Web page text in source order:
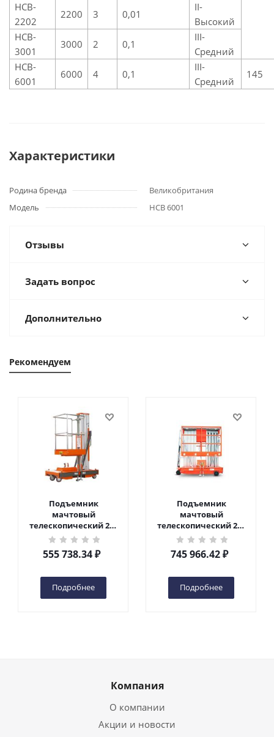
HCB-
2202
2200 3 0,01
II-
Высокий
HCB-
3001
3000 2 0,1
III-
Средний
HCB-
6001
6000 4 0,1
III-
Средний
145
Характеристики
Родина бренда
Великобритания
Модель
HCB 6001
Отзывы
Задать вопрос
Дополнительно
Рекомендуем
Подъемник
мачтовый
телескопический 200
кг 6 м TOR GTWY6-200S
DC 2-мачтовый
(автономный) (G) в
555 738.34₽
Подробнее
Подъемник
мачтовый
телескопический 200
кг 10 м TOR GTWY10-
200S DC 2-мачтовый
(автономный) (N) в
745 966.42₽
Подробнее
Компания
О компании
Акции и новости